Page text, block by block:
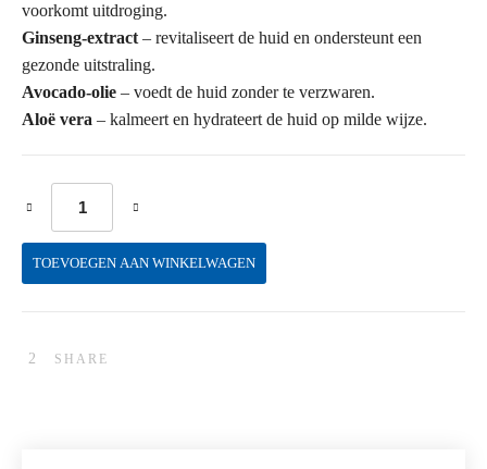
voorkomt uitdroging.
Ginseng-extract – revitaliseert de huid en ondersteunt een
gezonde uitstraling.
Avocado-olie – voedt de huid zonder te verzwaren.
Aloë vera – kalmeert en hydrateert de huid op milde wijze.
TOEVOEGEN AAN WINKELWAGEN
SHARE